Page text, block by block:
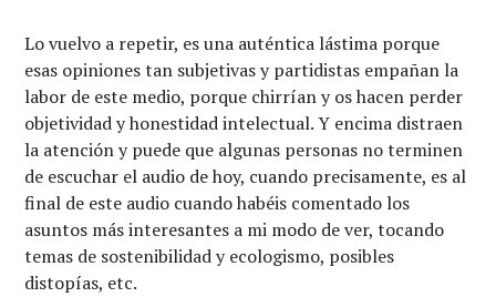
Lo vuelvo a repetir, es una auténtica lástima porque
esas opiniones tan subjetivas y partidistas empañan la
labor de este medio, porque chirrían y os hacen perder
objetividad y honestidad intelectual. Y encima distraen
la atención y puede que algunas personas no terminen
de escuchar el audio de hoy, cuando precisamente, es al
final de este audio cuando habéis comentado los
asuntos más interesantes a mi modo de ver, tocando
temas de sostenibilidad y ecologismo, posibles
distopías, etc.